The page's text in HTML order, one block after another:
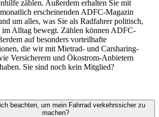
zählen. Außerdem erhalten Sie mit
erscheinenden ADFC-Magazin
um alles, was Sie als Radfahrer politisch,
im Alltag bewegt. Zählen können ADFC-
auf besonders vorteilhafte
die wir mit Mietrad- und Carsharing-
Versicherern und Ökostrom-Anbietern
Sie sind noch kein Mitglied?
beachten, um mein Fahrrad verkehrssicher zu
machen?